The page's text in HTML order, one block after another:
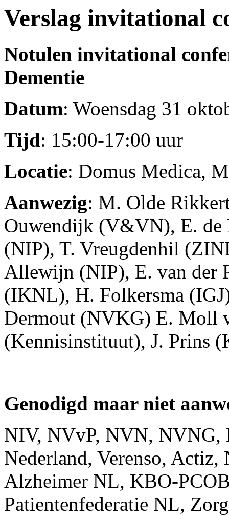
Verslag invitational
Notulen invitational
Dementie
Datum: Woensdag 31
Tijd: 15:00-17:00 uur
Locatie: Domus Medica,
Aanwezig: M. Olde
Ouwendijk (V&VN), E.
(NIP), T. Vreugdenhil
Allewijn (NIP), E. van der
(IKNL), H. Folkersma
Dermout (NVKG) E. Moll
(Kennisinstituut), J. Prins
Genodigd maar niet
NIV, NVvP, NVN,
Nederland, Verenso,
Alzheimer NL, KBO-
Patientenfederatie NL,